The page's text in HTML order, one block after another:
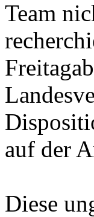
Team
auf der
Diese